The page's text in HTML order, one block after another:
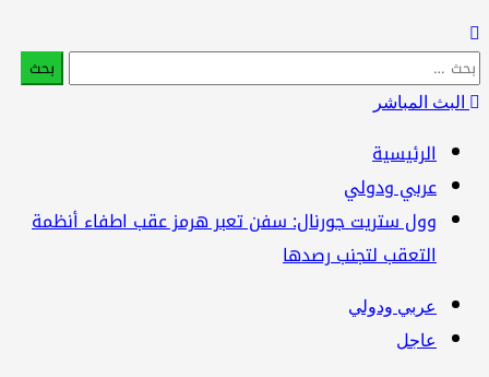
البث المباشر
الرئيسية
عربي ودولي
وول ستريت جورنال: سفن تعبر هرمز عقب اطفاء أنظمة
التعقب لتجنب رصدها
عربي ودولي
عاجل